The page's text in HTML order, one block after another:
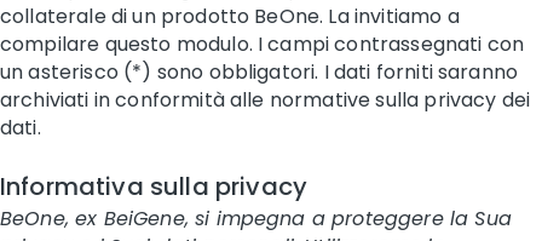
collaterale di un prodotto BeOne. La invitiamo a
compilare questo modulo. I campi contrassegnati con
un asterisco (*) sono obbligatori. I dati forniti saranno
archiviati in conformità alle normative sulla privacy dei
dati.
Informativa sulla privacy
BeOne, ex BeiGene, si impegna a proteggere la Sua